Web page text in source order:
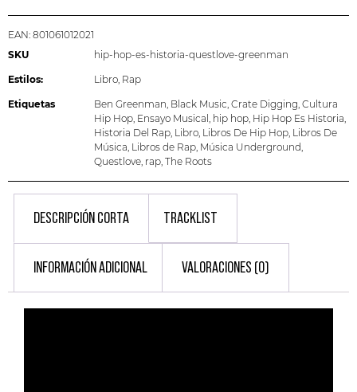
EAN: 801061012021
SKU
hip-hop-es-historia-questlove-greenman
Estilos: Libro Rap
Etiquetas Ben Greenman Black Music Crate Digging Cultura
Hip Hop Ensayo Musical hip hop Hip Hop Es Historia
Historia Del Rap Libro Libros De Hip Hop Libros De
Música Libros de Rap Música Underground
Questlove rap The Roots
DESCRIPCIÓN CORTA TRACKLIST
INFORMACIÓN ADICIONAL VALORACIONES (0)